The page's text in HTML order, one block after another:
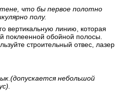
что бы первое полотно
полу.
вертикальную линию, которая
поклеенной обойной полосы.
строительный отвес, лазер
небольшой